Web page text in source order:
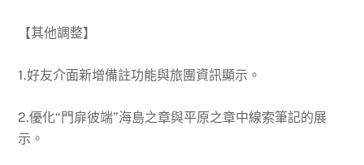
【其他調整】
1.好友介面新增備註功能與旅團資訊顯示。
2.優化“門扉彼端”海島之章與平原之章中線索筆記的展
示。